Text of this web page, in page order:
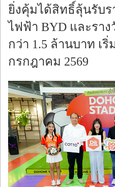
ยิ่งคุ้มได้สิทธิ์ลุ้นรับ
ไฟฟ้า BYD และรา
กว่า 1.5 ล้านบาท เริ่
กรกฎาคม 2569